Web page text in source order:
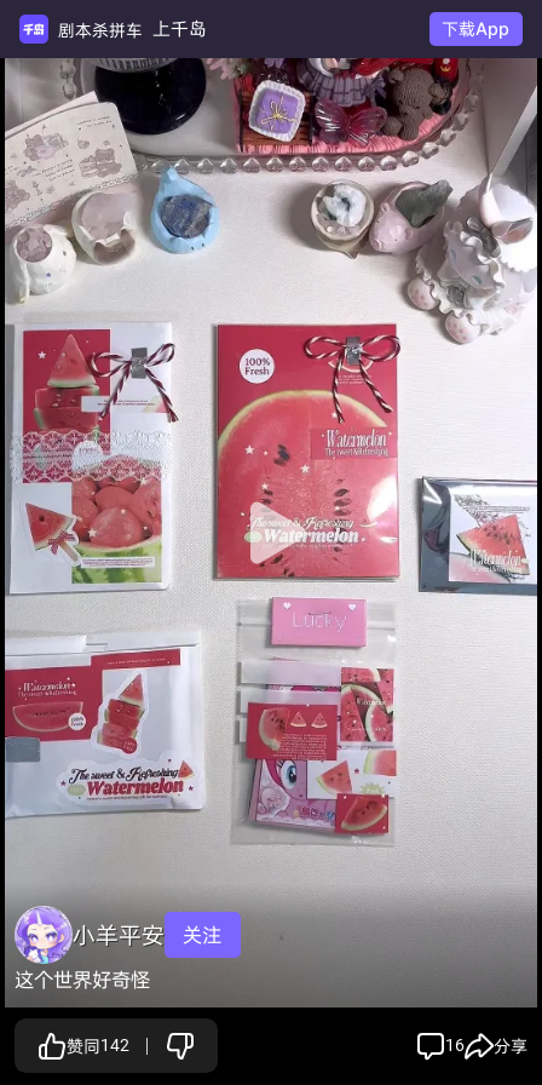
剧本杀拼车 上千岛 下载App
小羊平安
关注
这个世界好奇怪
赞同142 16 分享